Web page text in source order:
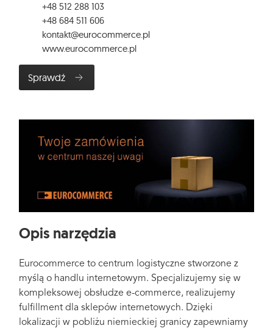
+48 512 288 103
+48 684 511 606
kontakt@eurocommerce.pl
www.eurocommerce.pl
Sprawdź
Opis narzędzia
Eurocommerce to centrum logistyczne stworzone z
myślą o handlu internetowym. Specjalizujemy się w
kompleksowej obsłudze e-commerce, realizujemy
fulfillment dla sklepów internetowych. Dzięki
lokalizacji w pobliżu niemieckiej granicy zapewniamy